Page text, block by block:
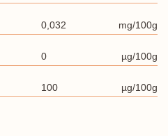
0,032 mg/100g
0 µg/100g
100 µg/100g